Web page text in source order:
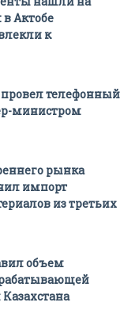
Актобе
к
провел телефонный
министром
рынка
импорт
из третьих
объем